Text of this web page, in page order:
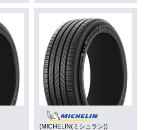
(MICHELIN(ミシュラン))